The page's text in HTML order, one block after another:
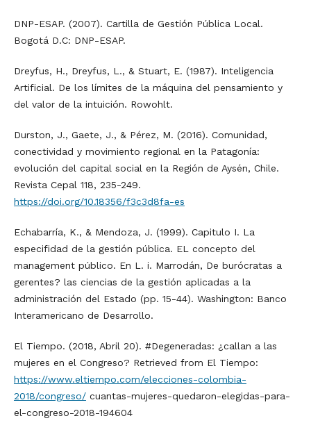
DNP-ESAP. (2007). Cartilla de Gestión Pública Local.
Bogotá D.C: DNP-ESAP.
Dreyfus, H., Dreyfus, L., & Stuart, E. (1987). Inteligencia
Artificial. De los límites de la máquina del pensamiento y
del valor de la intuición. Rowohlt.
Durston, J., Gaete, J., & Pérez, M. (2016). Comunidad,
conectividad y movimiento regional en la Patagonía:
evolución del capital social en la Región de Aysén, Chile.
Revista Cepal 118, 235-249.
https://doi.org/10.18356/f3c3d8fa-es
Echabarría, K., & Mendoza, J. (1999). Capitulo I. La
especifidad de la gestión pública. EL concepto del
management público. En L. i. Marrodán, De burócratas a
gerentes? las ciencias de la gestión aplicadas a la
administración del Estado (pp. 15-44). Washington: Banco
Interamericano de Desarrollo.
El Tiempo. (2018, Abril 20). #Degeneradas: ¿callan a las
mujeres en el Congreso? Retrieved from El Tiempo:
https://www.eltiempo.com/elecciones-colombia-
2018/congreso/cuantas-mujeres-quedaron-elegidas-para-
el-congreso-2018-194604